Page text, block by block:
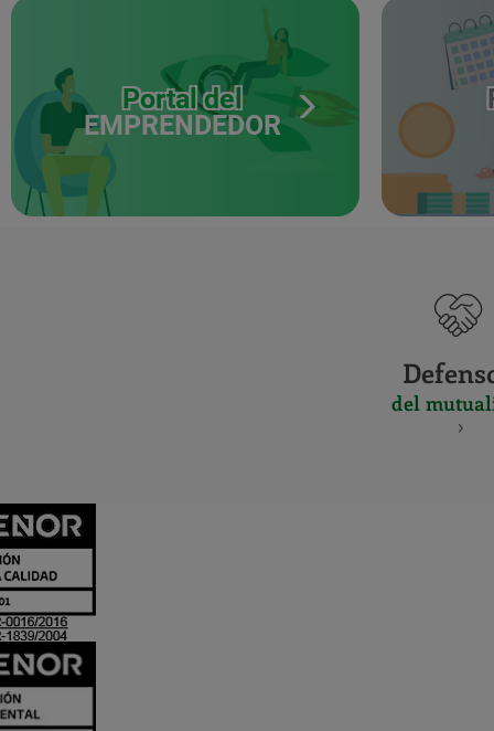
Portal del
EMPRENDEDOR
del